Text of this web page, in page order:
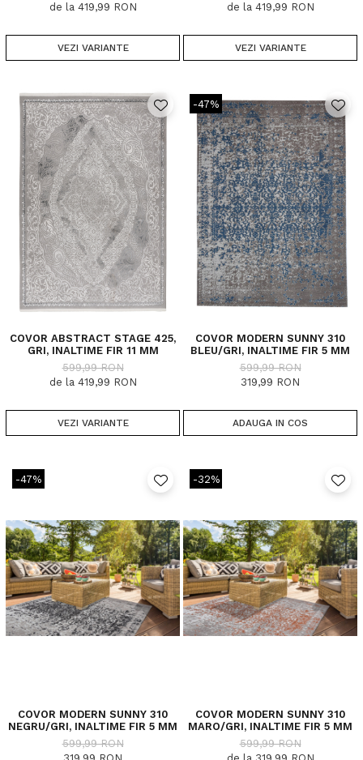
de la 419,99 RON
VEZI VARIANTE
de la 419,99 RON
VEZI VARIANTE
COVOR ABSTRACT STAGE 425,
GRI, INALTIME FIR 11 MM
599,99 RON
de la 419,99 RON
VEZI VARIANTE
-47%
COVOR MODERN SUNNY 310
BLEU/GRI, INALTIME FIR 5 MM
599,99 RON
319,99 RON
ADAUGA IN COS
-47%
COVOR MODERN SUNNY 310
NEGRU/GRI, INALTIME FIR 5 MM
599,99 RON
-32%
COVOR MODERN SUNNY 310
MARO/GRI, INALTIME FIR 5 MM
599,99 RON